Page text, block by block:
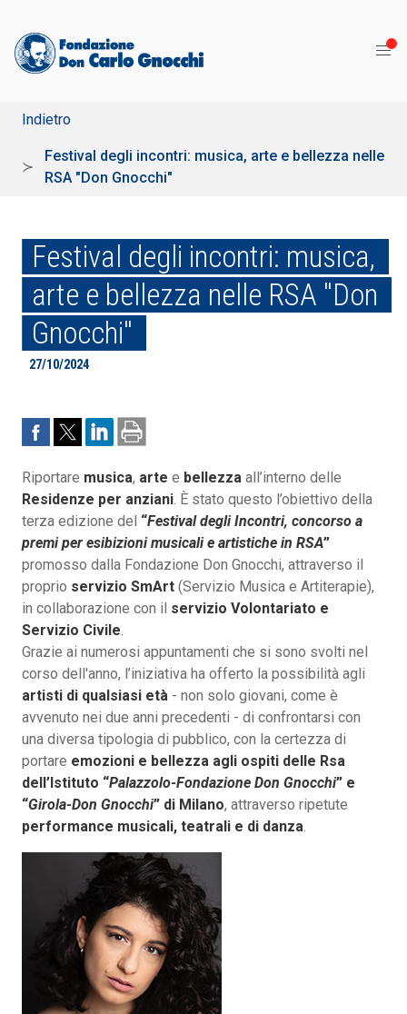
Indietro
Festival degli incontri: musica, arte e bellezza nelle
RSA "Don Gnocchi"
Festival degli incontri: musica,
arte e bellezza nelle RSA "Don
Gnocchi"
27/10/2024
Riportare musica, arte e bellezza all’interno delle
Residenze per anziani. È stato questo l’obiettivo della
terza edizione del “Festival degli Incontri, concorso a
premi per esibizioni musicali e artistiche in RSA”
promosso dalla Fondazione Don Gnocchi, attraverso il
proprio servizio SmArt (Servizio Musica e Artiterapie),
in collaborazione con il servizio Volontariato e
Servizio Civile.
Grazie ai numerosi appuntamenti che si sono svolti nel
corso dell'anno, l’iniziativa ha offerto la possibilità agli
artisti di qualsiasi età - non solo giovani, come è
avvenuto nei due anni precedenti - di confrontarsi con
una diversa tipologia di pubblico, con la certezza di
portare emozioni e bellezza agli ospiti delle Rsa
dell’Istituto “Palazzolo-Fondazione Don Gnocchi” e
“Girola-Don Gnocchi” di Milano, attraverso ripetute
performance musicali, teatrali e di danza.